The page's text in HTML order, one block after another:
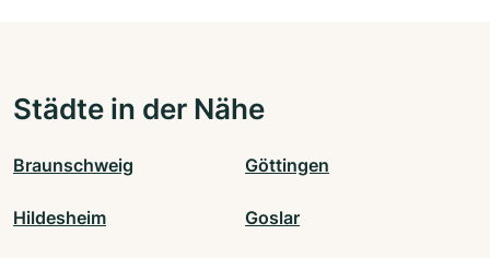
Städte in der Nähe
Braunschweig Göttingen
Hildesheim Goslar